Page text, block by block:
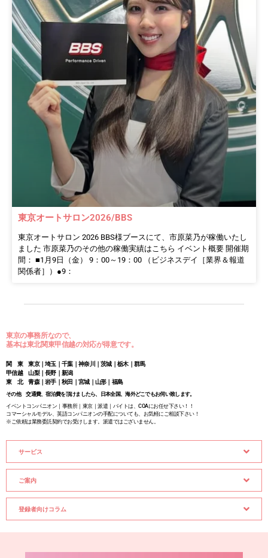
東京オートサロン2026/BBS
東京オートサロン 2026 BBS様ブースにて、市原菜乃が稼働いたし
ました 市原菜乃のその他の稼働実績はこちら イベント概要 開催期
間： ■1月9日（金） 9：00～19：00 （ビジネスデイ［業界＆報道
関係者］）●9：
東京の事務所なので、
基本は東北関東甲信越の対応が得意です。
関 東 東京｜埼玉｜千葉｜神奈川｜茨城｜栃木｜群馬
甲信越 山梨｜長野｜新潟
東 北 青森｜岩手｜秋田｜宮城｜山形｜福島
その他 交通費、宿泊費を頂けましたら、日本全国、海外どこでもお伺い致します。
イベントコンパニオン｜事務所｜東京｜派遣｜バイトは、COAにお任せ下さい！！
コマーシャルモデル、英語コンパニオンの手配についても、お気軽にご相談下さい！
※ご依頼は業務委託契約でお受けします。派遣ではございません。
サービス
ご案内
登録者向けコラム